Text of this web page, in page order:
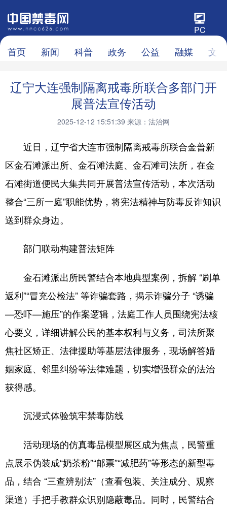
PC
首页 新闻 科普 政务 公益 融媒 文化
辽宁大连强制隔离戒毒所联合多部门开
展普法宣传活动
2025-12-12 15:51:39 来源：法治网
近日，辽宁省大连市强制隔离戒毒所联合金普新
区金石滩派出所、金石滩法庭、金石滩司法所，在金
石滩街道便民大集共同开展普法宣传活动，本次活动
整合“三所一庭”职能优势，将宪法精神与防毒反诈知识
送到群众身边。
部门联动构建普法矩阵
金石滩派出所民警结合本地典型案例，拆解 “刷单
返利”“冒充公检法” 等诈骗套路，揭示诈骗分子 “诱骗
—恐吓—施压”的作案逻辑，法庭工作人员围绕宪法核
心要义，详细讲解公民的基本权利与义务，司法所聚
焦社区矫正、法律援助等基层法律服务，现场解答婚
姻家庭、邻里纠纷等法律难题，切实增强群众的法治
获得感。
沉浸式体验筑牢禁毒防线
活动现场的仿真毒品模型展区成为焦点，民警重
点展示伪装成“奶茶粉”“邮票”“减肥药”等形态的新型毒
品，结合 “三查辨别法”（查看包装、关注成分、观察
渠道）手把手教群众识别隐蔽毒品。同时，民警结合